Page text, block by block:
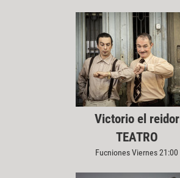
Victorio el reidor
TEATRO
Fucniones Viernes 21:00